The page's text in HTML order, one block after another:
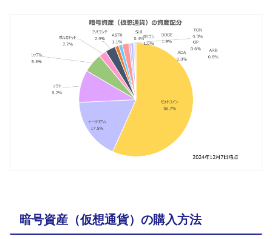
暗号資産（仮想通貨）の購入方法